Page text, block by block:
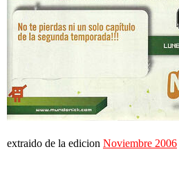
extraido de la edicion Noviembre 2006